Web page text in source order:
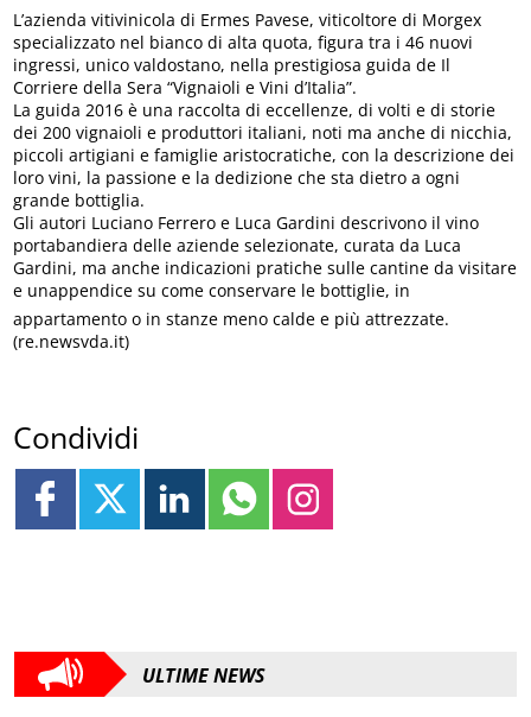
L’azienda vitivinicola di Ermes Pavese, viticoltore di Morgex
specializzato nel bianco di alta quota, figura tra i 46 nuovi
ingressi, unico valdostano, nella prestigiosa guida de Il
Corriere della Sera “Vignaioli e Vini d’Italia”.
La guida 2016 è una raccolta di eccellenze, di volti e di storie
dei 200 vignaioli e produttori italiani, noti ma anche di nicchia,
piccoli artigiani e famiglie aristocratiche, con la descrizione dei
loro vini, la passione e la dedizione che sta dietro a ogni
grande bottiglia.
Gli autori Luciano Ferrero e Luca Gardini descrivono il vino
portabandiera delle aziende selezionate, curata da Luca
Gardini, ma anche indicazioni pratiche sulle cantine da visitare
e unappendice su come conservare le bottiglie, in
appartamento o in stanze meno calde e più attrezzate.
(re.newsvda.it)
Condividi
ULTIME NEWS